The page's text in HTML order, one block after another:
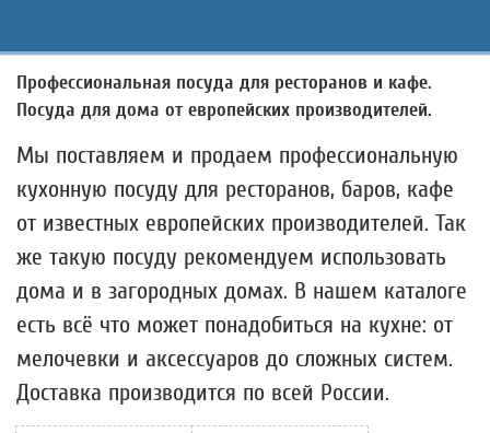
Профессиональная посуда для ресторанов и кафе.
Посуда для дома от европейских производителей.
Мы поставляем и продаем профессиональную
кухонную посуду для ресторанов, баров, кафе
от известных европейских производителей. Так
же такую посуду рекомендуем использовать
дома и в загородных домах. В нашем каталоге
есть всё что может понадобиться на кухнe: от
мелочевки и аксессуаров до сложных систем.
Доставка производится по всей России.